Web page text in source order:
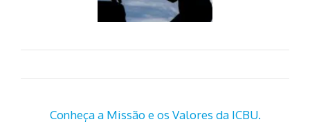
Conheça a Missão e os Valores da ICBU.